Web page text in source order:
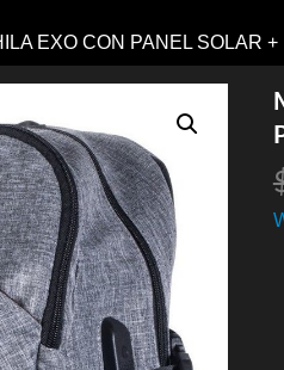
EXO CON PANEL SOLAR